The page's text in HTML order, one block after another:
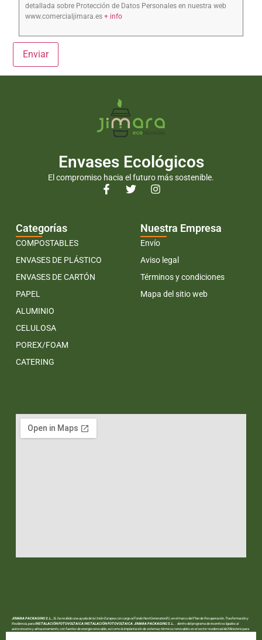
detallada sobre Protección de Datos Personales en nuestra web
www.comercialjimara.es+ info
Envases Ecológicos
El compromiso hacia el futuro más sostenible.
Categorías
COMPOSTABLES
ENVASES DE PLÁSTICO
ENVASES DE CARTÓN
PAPEL
ALUMINIO
CELULOSA
POREX/FOAM
CATERING
Nuestra Empresa
Envío
Aviso legal
Términos y condiciones
Mapa del sitio web
JIMARA PACKAGING S.L.
, SL ha recibido una ayuda de la Unión Europea con cargo al Fondo NextGenerationEU, en el marco del Plan de Recuperación, Trasformación y
Resiliencia, paraINSTALACIÓN FOTOVOLTAICA INSTALACIÓN FOTOVOLTAICA JIMARA PACKAGING S.L.
.. dentro del programa de incentivos ligados al
autoconsumo y almacenamiento, con fuentes de energía renovable, así como la implantación de sistemas térmicos renovables en el sector residencial del Ministerio para